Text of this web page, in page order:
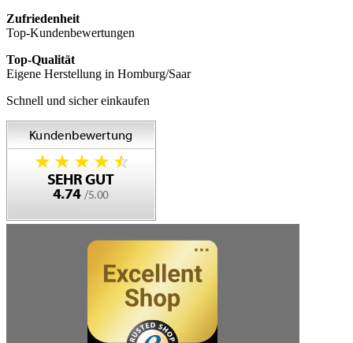
Zufriedenheit
Top-Kundenbewertungen
Top-Qualität
Eigene Herstellung in Homburg/Saar
Schnell und sicher einkaufen